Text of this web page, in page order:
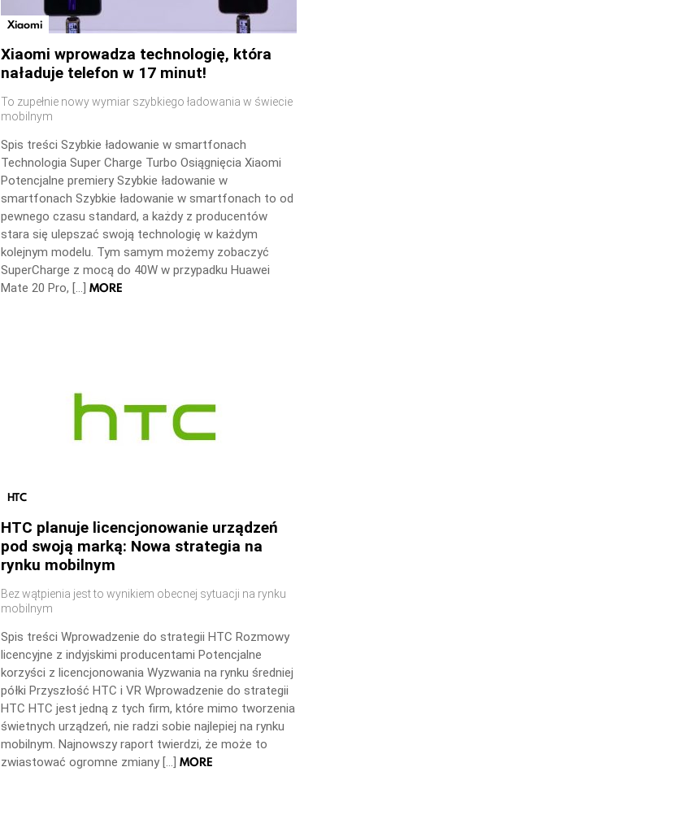
Xiaomi
Xiaomi wprowadza technologię, która
naładuje telefon w 17 minut!
To zupełnie nowy wymiar szybkiego ładowania w świecie
mobilnym
Spis treści Szybkie ładowanie w smartfonach
Technologia Super Charge Turbo Osiągnięcia Xiaomi
Potencjalne premiery Szybkie ładowanie w
smartfonach Szybkie ładowanie w smartfonach to od
pewnego czasu standard, a każdy z producentów
stara się ulepszać swoją technologię w każdym
kolejnym modelu. Tym samym możemy zobaczyć
SuperCharge z mocą do 40W w przypadku Huawei
Mate 20 Pro, […] MORE
HTC
HTC planuje licencjonowanie urządzeń
pod swoją marką: Nowa strategia na
rynku mobilnym
Bez wątpienia jest to wynikiem obecnej sytuacji na rynku
mobilnym
Spis treści Wprowadzenie do strategii HTC Rozmowy
licencyjne z indyjskimi producentami Potencjalne
korzyści z licencjonowania Wyzwania na rynku średniej
półki Przyszłość HTC i VR Wprowadzenie do strategii
HTC HTC jest jedną z tych firm, które mimo tworzenia
świetnych urządzeń, nie radzi sobie najlepiej na rynku
mobilnym. Najnowszy raport twierdzi, że może to
zwiastować ogromne zmiany […] MORE